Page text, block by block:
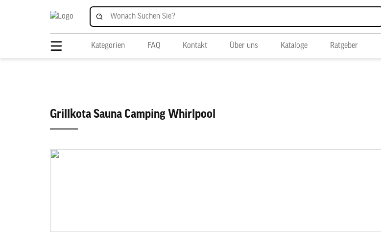
Kategorien FAQ Kontakt Über uns Kataloge Ratgeber
Grillkota Sauna Camping Whirlpool